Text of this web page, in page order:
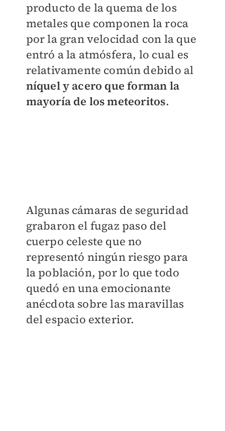
producto de la quema de los
metales que componen la roca
por la gran velocidad con la que
entró a la atmósfera, lo cual es
relativamente común debido al
níquel y acero que forman la
mayoría de los meteoritos.
Algunas cámaras de seguridad
grabaron el fugaz paso del
cuerpo celeste que no
representó ningún riesgo para
la población, por lo que todo
quedó en una emocionante
anécdota sobre las maravillas
del espacio exterior.